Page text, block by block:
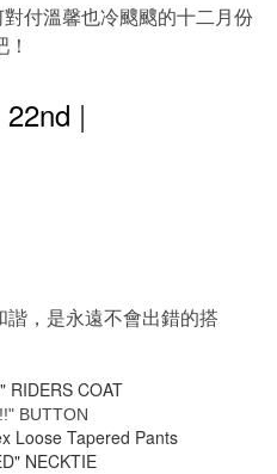
付溫馨也冷颼颼的十二月份
！
|
諧，是永遠不會出錯的搭
RIDERS COAT
BUTTON
Loose Tapered Pants
NECKTIE